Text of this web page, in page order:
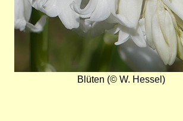
Blüten (© W. Hessel)